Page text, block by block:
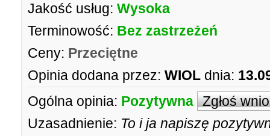
Jakość usług: Wysoka
Terminowość: Bez zastrzeżeń
Ceny: Przeciętne
Opinia dodana przez: WIOL dnia:
Ogólna opinia: Pozytywna Zgłoś
Uzasadnienie: To i ja napiszę